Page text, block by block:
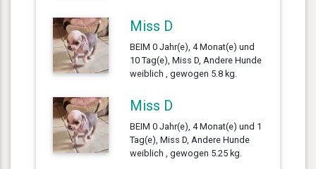
Miss D
BEIM 0 Jahr(e), 4 Monat(e) und
10 Tag(e), Miss D, Andere Hunde
weiblich , gewogen 5.8 kg.
Miss D
BEIM 0 Jahr(e), 4 Monat(e) und 1
Tag(e), Miss D, Andere Hunde
weiblich , gewogen 5.25 kg.